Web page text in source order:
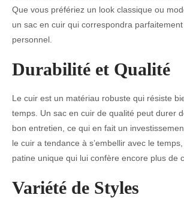
Que vous préfériez un look classique ou
un sac en cuir qui correspondra
personnel.
Durabilité et Qualité
Le cuir est un matériau robuste qui résiste
temps. Un sac en cuir de qualité peut durer
bon entretien, ce qui en fait un
le cuir a tendance à s’embellir avec le
patine unique qui lui confère encore plus de
Variété de Styles